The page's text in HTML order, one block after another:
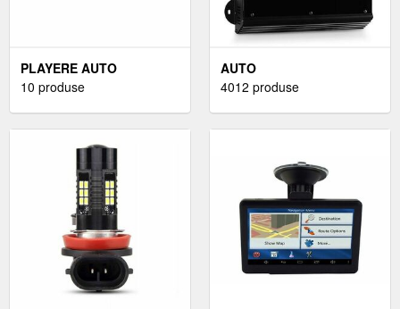
PLAYERE AUTO
10 produse
AUTO
4012 produse